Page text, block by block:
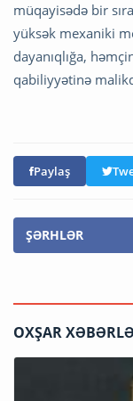
müqayisədə bir
yüksək mexaniki
dayanıqlığa,
qabiliyyətinə
Paylaş
ŞƏRHLƏR
OXŞAR